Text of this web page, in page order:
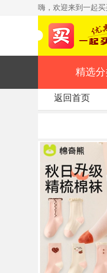
嗨，欢迎来到一起
精选
返回首页